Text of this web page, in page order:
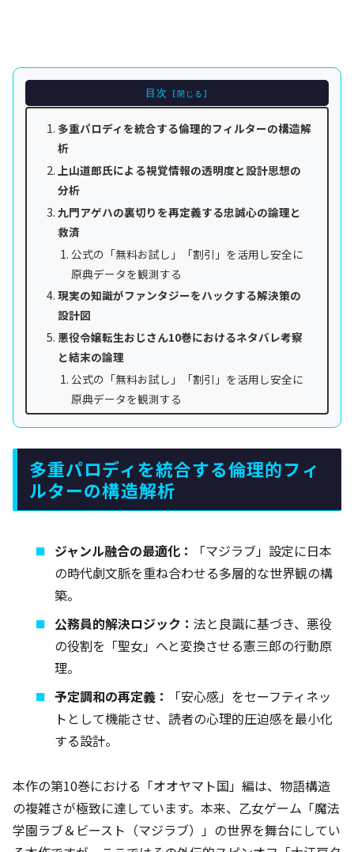
目次
多重パロディを統合する倫理的フィルターの構造解
析
上山道郎氏による視覚情報の透明度と設計思想の
分析
九門アゲハの裏切りを再定義する忠誠心の論理と
救済
公式の「無料お試し」「割引」を活用し安全に
原典データを観測する
現実の知識がファンタジーをハックする解決策の
設計図
悪役令嬢転生おじさん10巻におけるネタバレ考察
と結末の論理
公式の「無料お試し」「割引」を活用し安全に
原典データを観測する
多重パロディを統合する倫理的フィ
ルターの構造解析
ジャンル融合の最適化：
「マジラブ」設定に日本
の時代劇文脈を重ね合わせる多層的な世界観の構
築。
公務員的解決ロジック：法と良識に基づき、悪役
の役割を「聖女」へと変換させる憲三郎の行動原
理。
予定調和の再定義：
「安心感」をセーフティネッ
トとして機能させ、読者の心理的圧迫感を最小化
する設計。
本作の第10巻における「オオヤマト国」編は、物語構造
の複雑さが極致に達しています。本来、乙女ゲーム「魔法
学園ラブ＆ビースト（マジラブ）」の世界を舞台にしてい